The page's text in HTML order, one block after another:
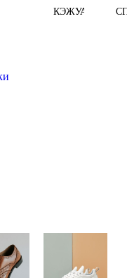
КЭЖУАЛ